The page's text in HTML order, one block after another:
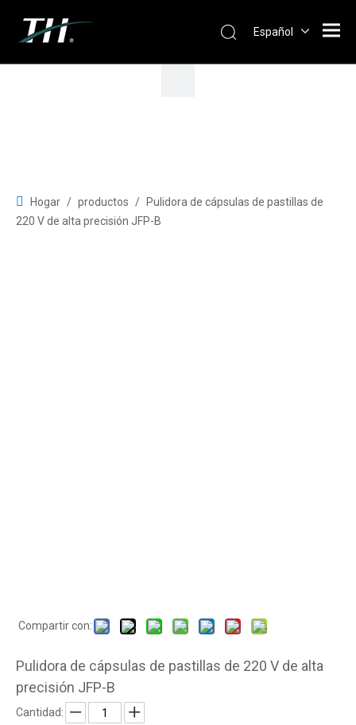
Español
Hogar / productos /
Pulidora de cápsulas de pastillas de
220 V de alta precisión JFP-B
Compartir con:
Pulidora de cápsulas de pastillas de 220 V de alta
precisión JFP-B
Cantidad: